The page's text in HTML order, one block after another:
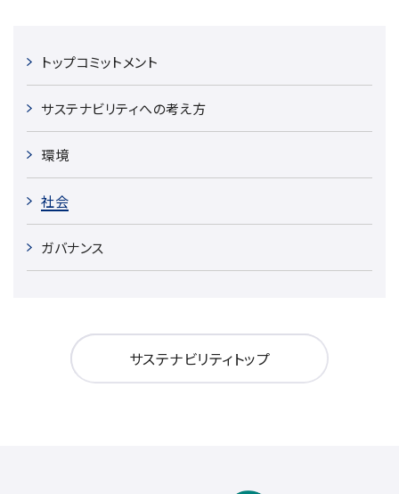
MALDI-TOFMS
MicroED 専用装置
電子ビーム金属3Dプリンター (AM)
お客様紹介 / 開発秘話
トップコミットメント
サステナビリティへの考え方
環境
社会
ガバナンス
サステナビリティトップ